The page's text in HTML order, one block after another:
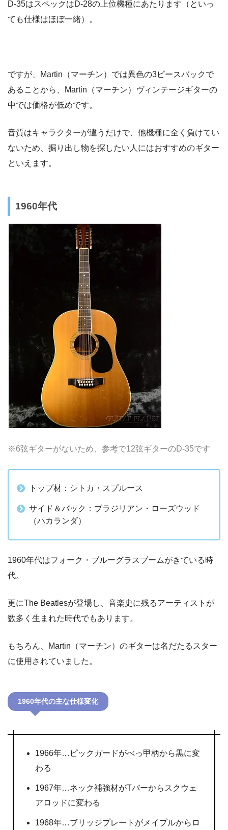
D-35はスペックはD-28の上位機種にあたります（といっ
ても仕様はほぼ一緒）。
ですが、Martin（マーチン）では異色の3ピースバックで
あることから、Martin（マーチン）ヴィンテージギターの
中では価格が低めです。
音質はキャラクターが違うだけで、他機種に全く負けてい
ないため、掘り出し物を探したい人にはおすすめのギター
といえます。
1960年代
※6弦ギターがないため、参考で12弦ギターのD-35です
トップ材：シトカ・スプルース
サイド＆バック：ブラジリアン・ローズウッド
（ハカランダ）
1960年代はフォーク・ブルーグラスブームがきている時
代。
更にThe Beatlesが登場し、音楽史に残るアーティストが
数多く生まれた時代でもあります。
もちろん、Martin（マーチン）のギターは名だたるスター
に使用されていました。
1960年代の主な仕様変化
1966年…ピックガードがべっ甲柄から黒に変
わる
1967年…ネック補強材がTバーからスクウェ
アロッドに変わる
1968年…ブリッジプレートがメイプルからロ